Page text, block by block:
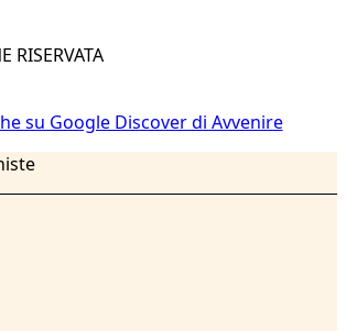
RISERVATA
su Google Discover di Avvenire